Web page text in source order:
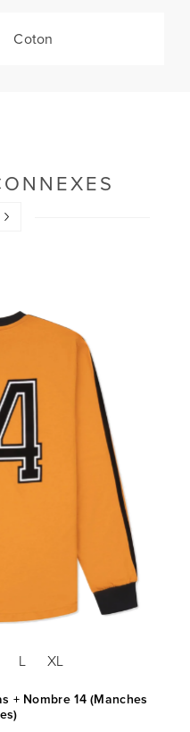
Coton
L XL
+ Nombre 14 (Manches